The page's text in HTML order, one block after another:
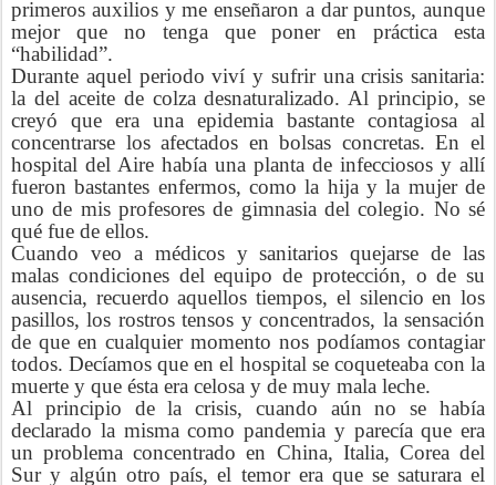
primeros auxilios y me enseñaron a dar puntos, aunque
mejor que no tenga que poner en práctica esta
“habilidad”.
Durante aquel periodo viví y sufrir una crisis sanitaria:
la del aceite de colza desnaturalizado. Al principio, se
creyó que era una epidemia bastante contagiosa al
concentrarse los afectados en bolsas concretas. En el
hospital del Aire había una planta de infecciosos y allí
fueron bastantes enfermos, como la hija y la mujer de
uno de mis profesores de gimnasia del colegio. No sé
qué fue de ellos.
Cuando veo a médicos y sanitarios quejarse de las
malas condiciones del equipo de protección, o de su
ausencia, recuerdo aquellos tiempos, el silencio en los
pasillos, los rostros tensos y concentrados, la sensación
de que en cualquier momento nos podíamos contagiar
todos. Decíamos que en el hospital se coqueteaba con la
muerte y que ésta era celosa y de muy mala leche.
Al principio de la crisis, cuando aún no se había
declarado la misma como pandemia y parecía que era
un problema concentrado en China, Italia, Corea del
Sur y algún otro país, el temor era que se saturara el